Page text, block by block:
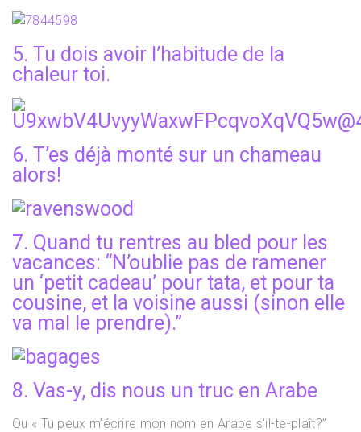
5. Tu dois avoir l’habitude de la
chaleur toi.
6. T’es déjà monté sur un chameau
alors!
7. Quand tu rentres au bled pour les
vacances: “N’oublie pas de ramener
un ‘petit cadeau’ pour tata, et pour ta
cousine, et la voisine aussi (sinon elle
va mal le prendre).”
8. Vas-y, dis nous un truc en Arabe
Ou « Tu peux m’écrire mon nom en Arabe s’il-te-plaît?”